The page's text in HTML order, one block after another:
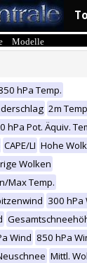
hPa Temp.
2m Temp
hPa Pot. Äquiv.
CAPE/LI Hohe
Wolken
Max Temp.
300 hPa
Wind 850 hPa
Mittl.